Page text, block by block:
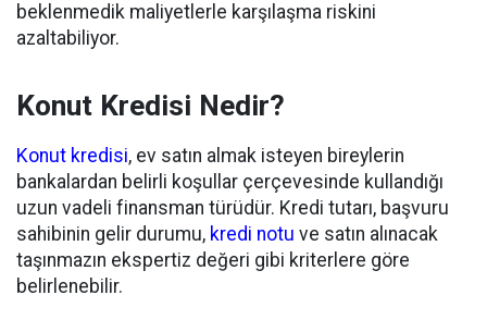
beklenmedik maliyetlerle karşılaşma riskini
azaltabiliyor.
Konut Kredisi Nedir?
Konut kredisi, ev satın almak isteyen bireylerin
bankalardan belirli koşullar çerçevesinde kullandığı
uzun vadeli finansman türüdür. Kredi tutarı, başvuru
sahibinin gelir durumu, kredi notu ve satın alınacak
taşınmazın ekspertiz değeri gibi kriterlere göre
belirlenebilir.